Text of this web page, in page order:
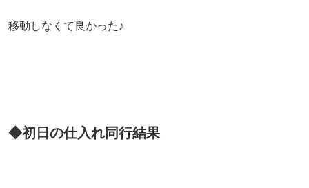
移動しなくて良かった♪
◆初日の仕入れ同行結果